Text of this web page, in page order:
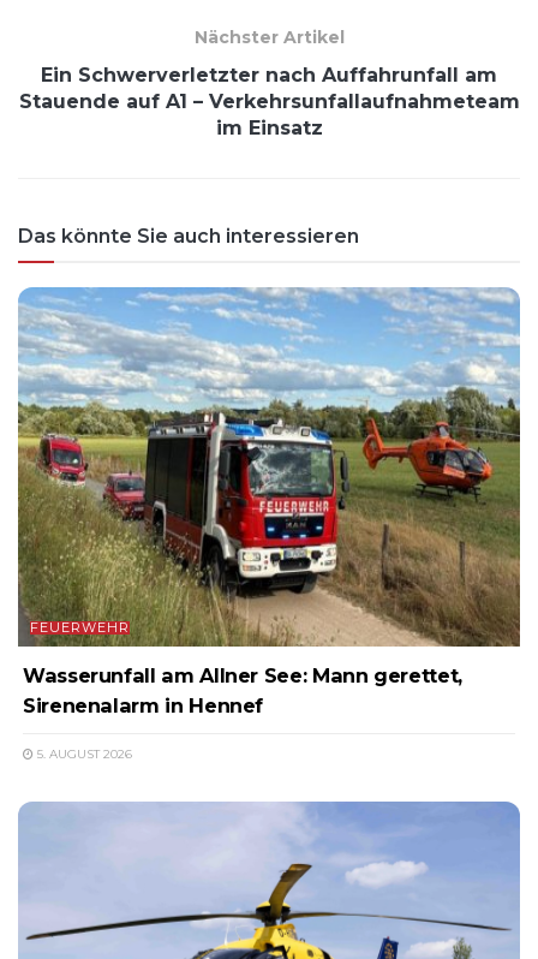
Nächster Artikel
Ein Schwerverletzter nach Auffahrunfall am
Stauende auf A1 – Verkehrsunfallaufnahmeteam
im Einsatz
Das könnte Sie auch interessieren
FEUERWEHR
Wasserunfall am Allner See: Mann gerettet,
Sirenenalarm in Hennef
5. AUGUST 2026